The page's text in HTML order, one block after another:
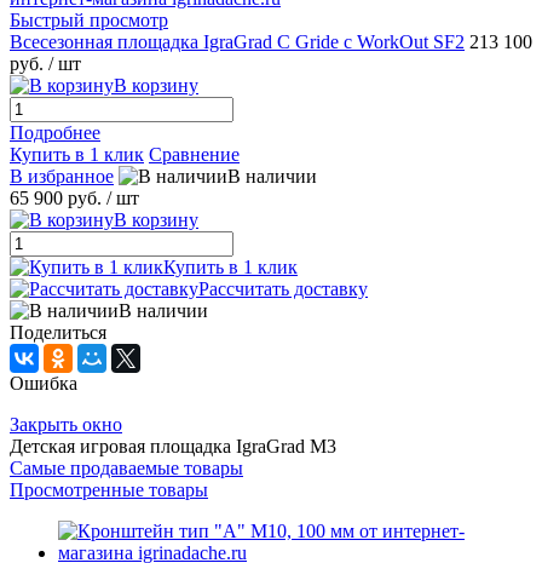
Быстрый просмотр
Всесезонная площадка IgraGrad С Gride с WorkOut SF2 213 100
руб. / шт
В корзину
Подробнее
Купить в 1 клик Сравнение
В избранное
В наличии
65 900 руб. / шт
В корзину
Купить в 1 клик
Рассчитать доставку
В наличии
Поделиться
Ошибка
Закрыть окно
Детская игровая площадка IgraGrad М3
Самые продаваемые товары
Просмотренные товары